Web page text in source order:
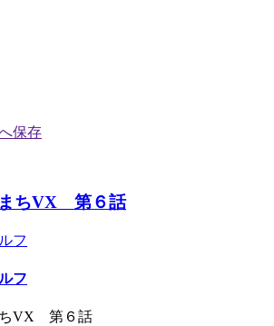
ちVX 第６話
フ
フ
ちVX 第６話